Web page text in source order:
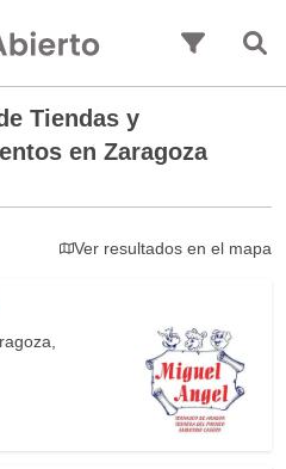
Tiendas y
en Zaragoza
Ver resultados en el mapa